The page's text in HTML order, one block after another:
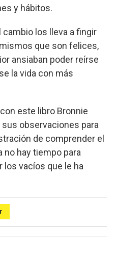
y hábitos.
cambio los lleva a fingir
que son felices,
ansiaban poder reírse
la vida con más
este libro Bronnie
observaciones para
de comprender el
no hay tiempo para
los vacíos que le ha